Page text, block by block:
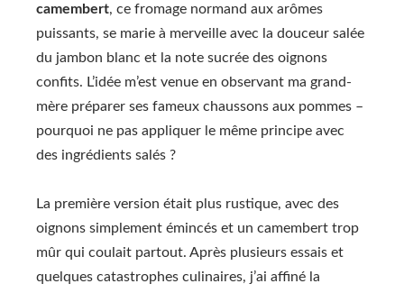
camembert, ce fromage normand aux arômes
puissants, se marie à merveille avec la douceur salée
du jambon blanc et la note sucrée des oignons
confits. L’idée m’est venue en observant ma grand-
mère préparer ses fameux chaussons aux pommes –
pourquoi ne pas appliquer le même principe avec
des ingrédients salés ?
La première version était plus rustique, avec des
oignons simplement émincés et un camembert trop
mûr qui coulait partout. Après plusieurs essais et
quelques catastrophes culinaires, j’ai affiné la